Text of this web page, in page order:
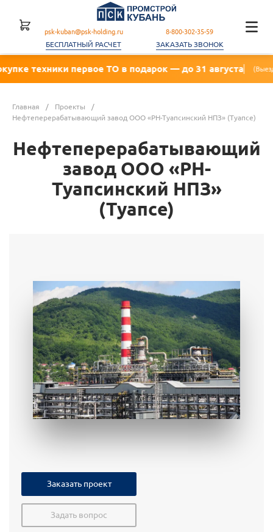
первое ТО в подарок — до 31 августа (Выезд
psk-kuban@psk-holding.ru
БЕСПЛАТНЫЙ РАСЧЕТ
8-800-302-35-59
ЗАКАЗАТЬ ЗВОНОК
Главная / Проекты
/
Нефтеперерабатывающий завод ООО «РН-Туапсинский НПЗ» (Туапсе)
Нефтеперерабатывающий
завод ООО «РН-
Туапсинский НПЗ»
(Туапсе)
Заказать проект
Задать вопрос